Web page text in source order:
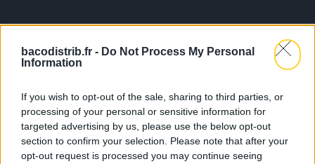
bacodistrib.fr - Do Not Process My Personal
Information
If you wish to opt-out of the sale, sharing to third parties, or
processing of your personal or sensitive information for
targeted advertising by us, please use the below opt-out
section to confirm your selection. Please note that after your
opt-out request is processed you may continue seeing